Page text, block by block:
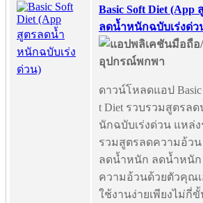
Basic Soft Diet (App
ลดน้ำหนักฉบับเร่งด่ว
ดาวน์โหลดแอป Basic
t Diet รวบรวมสูตรล
นักฉบับเร่งด่วน แหล่ง
รวมสูตรลดความอ้วน
ลดน้ำหนัก ลดน้ำหนัก
ความอ้วนด้วยตัวคุณเ
ใช้งานง่ายเพียงไม่กี่